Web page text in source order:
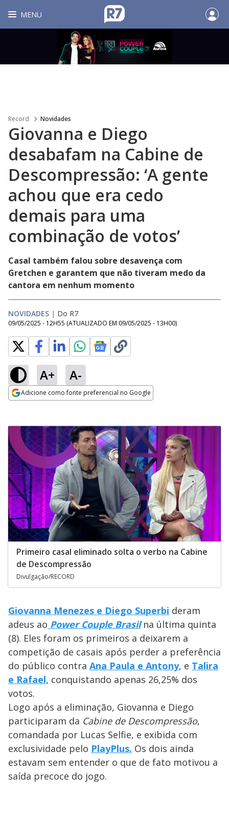
MENU
Record Novidades
Giovanna e Diego
desabafam na Cabine de
Descompressão: ‘A gente
achou que era cedo
demais para uma
combinação de votos’
Casal também falou sobre desavença com
Gretchen e garantem que não tiveram medo da
cantora em nenhum momento
NOVIDADES | Do R7
09/05/2025 - 12H55 (ATUALIZADO EM 09/05/2025 - 13H00)
A+ A-
Adicione como fonte preferencial no Google
Primeiro casal eliminado solta o verbo na Cabine
de Descompressão
Divulgação/RECORD
Giovanna Menezes e Diego Superbi deram
adeus ao Power Couple Brasil na última quinta
(8). Eles foram os primeiros a deixarem a
competição de casais após perder a preferência
do público contra Ana Paula e Antony, e Talira
e Rafael, conquistando apenas 26,25% dos
votos.
Logo após a eliminação, Giovanna e Diego
participaram da Cabine de Descompressão,
comandada por Lucas Selfie, e exibida com
exclusividade pelo PlayPlus. Os dois ainda
estavam sem entender o que de fato motivou a
saída precoce do jogo.